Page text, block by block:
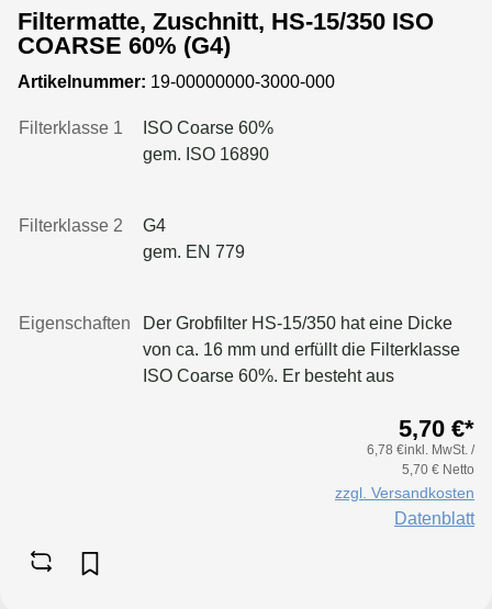
Filtermatte, Zuschnitt, HS-15/350 ISO
COARSE 60% (G4)
Artikelnummer: 19-00000000-3000-000
Filterklasse 1
ISO Coarse 60%
gem. ISO 16890
Filterklasse 2
G4
gem. EN 779
Eigenschaften
Der Grobfilter HS-15/350 hat eine Dicke
von ca. 16 mm und erfüllt die Filterklasse
ISO Coarse 60%. Er besteht aus
ohne chemische Bindemittel hergestellt
und durch ein Nadelbett mechanisch auf
der Reinluftseite verfestigt werden.Dank
seines progressiv verdichteten Aufbaus
5,70 €*
6,78 €inkl. MwSt. /
5,70 € Netto
zzgl. Versandkosten
Datenblatt